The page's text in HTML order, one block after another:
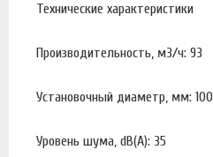
Технические характеристики
Производительность, м3/ч: 93
Установочный диаметр, мм: 100
Уровень шума, dB(A): 35